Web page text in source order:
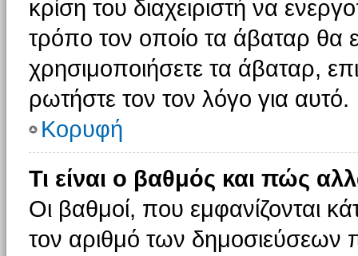
κρίση του διαχειριστή να
τρόπο τον οποίο τα άβαταρ θα
χρησιμοποιήσετε τα άβαταρ,
ρωτήστε τον τον λόγο για αυτό.
Κορυφή
Τι είναι ο βαθμός και πώς
Οι βαθμοί, που εμφανίζονται
τον αριθμό των δημοσιεύσεων